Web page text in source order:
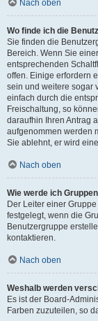
Nach oben
Wo finde ich die
Sie finden die
Bereich. Wenn Sie
entsprechenden
offen. Einige erfordern
sein und weitere sogar
einfach durch die
Freischaltung, so
daraufhin Ihren Antrag
aufgenommen werden
Sie ablehnt, er wird
Nach oben
Wie werde ich
Der Leiter einer
festgelegt, wenn die
Benutzergruppe
kontaktieren.
Nach oben
Weshalb werden
Es ist der Board-
Farben zuzuteilen, so